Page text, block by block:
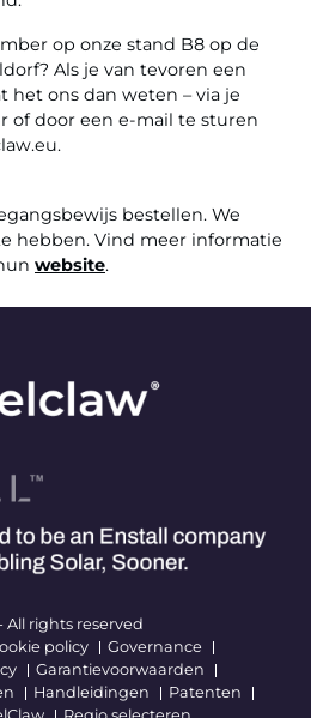
op onze stand B8 op de
Als je van tevoren een
het ons dan weten – via je
of door een e-mail te sturen
bestellen. We
hebben. Vind meer informatie
website.
All rights reserved
policy
Governance
Garantievoorwaarden
Handleidingen
Patenten